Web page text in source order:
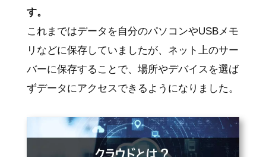
す。
これまではデータを自分のパソコンやUSBメモ
リなどに保存していましたが、ネット上のサー
バーに保存することで、場所やデバイスを選ば
ずデータにアクセスできるようになりました。